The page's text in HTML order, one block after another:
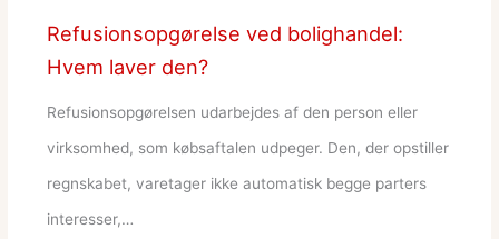
Refusionsopgørelse ved bolighandel:
Hvem laver den?
Refusionsopgørelsen udarbejdes af den person eller
virksomhed, som købsaftalen udpeger. Den, der opstiller
regnskabet, varetager ikke automatisk begge parters
interesser,…